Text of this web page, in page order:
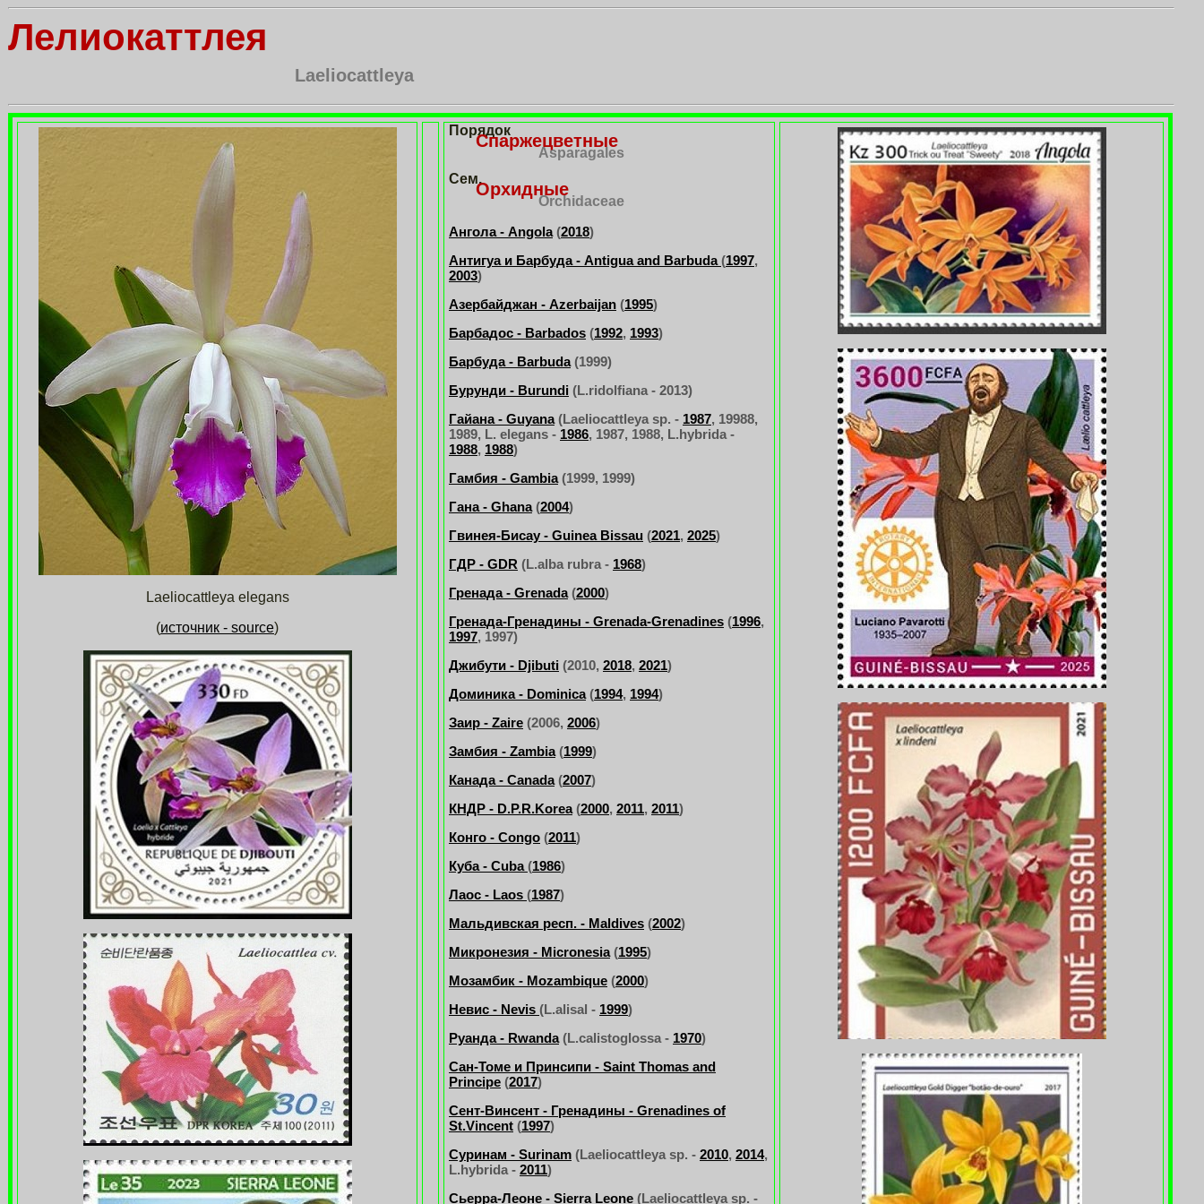
Лелиокаттлея
Laeliocattleya
Laeliocattleya elegans
(источник - source)
Порядок
Спаржецветные
Asparagales
Сем.
Орхидные
Orchidaceae
Ангола - Angola(2018)
Антигуа и Барбуда - Antigua and Barbuda(1997,
2003)
Азербайджан - Azerbaijan (1995)
Барбадос - Barbados (1992, 1993)
Барбуда - Barbuda(1999)
Бурунди - Burundi (L.ridolfiana - 2013)
Гайана - Guyana(Laeliocattleya sp. - 1987, 19988,
1989, L. elegans - 1986, 1987, 1988, L.hybrida -
1988, 1988)
Гамбия - Gambia(1999, 1999)
Гана - Ghana(2004)
Гвинея-Бисау - Guinea Bissau (2021, 2025)
ГДР - GDR (L.alba rubra - 1968)
Гренада - Grenada(2000)
Гренада-Гренадины - Grenada-Grenadines (1996,
1997, 1997)
Джибути - Djibuti (2010, 2018, 2021)
Доминика - Dominica(1994, 1994)
Заир - Zaire (2006, 2006)
Замбия - Zambia(1999)
Канада - Canada(2007)
КНДР - D.P.R.Korea(2000, 2011, 2011)
Конго - Congo (2011)
Куба - Cuba(1986)
Лаос - Laos (1987)
Мальдивская респ. - Maldives (2002)
Микронезия - Micronesia(1995)
Мозамбик - Mozambique (2000)
Невис - Nevis (L.alisal - 1999)
Руанда - Rwanda(L.calistoglossa - 1970)
Сан-Томе и Принсипи - Saint Thomas and
Principe (2017)
Сент-Винсент - Гренадины - Grenadines of
St.Vincent (1997)
Суринам - Surinam (Laeliocattleya sp. - 2010, 2014,
L.hybrida - 2011)
Сьерра-Леоне - Sierra Leone (Laeliocattleya sp. -